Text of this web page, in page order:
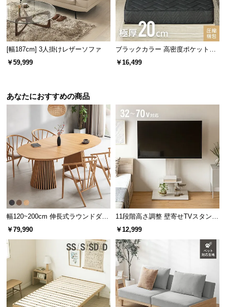
[幅187cm] 3人掛けレザーソファ
￥59,999
ブラックカラー 高密度ポケットコ
イルマットレス D
￥16,499
あなたにおすすめの商品
幅120~200cm 伸長式ラウンドダイ
ニングテーブル 6人掛け 天然木突
￥79,990
11段階高さ調整 壁寄せTVスタンド
キャスター付き 上下左右角度調節
￥12,999